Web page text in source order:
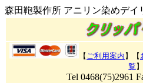
森田鞄製作所 アニリン染めデイ
【 ご利用案内 】【
覧 】
Tel 0468(75)2961